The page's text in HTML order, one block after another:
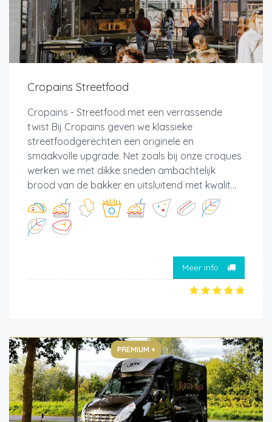
Cropains Streetfood
Cropains - Streetfood met een verrassende
twist Bij Cropains geven we klassieke
streetfoodgerechten een originele en
smaakvolle upgrade. Net zoals bij onze croques
werken we met dikke sneden ambachtelijk
brood van de bakker en uitsluitend met kwalit...
Meer info
PREMIUM +